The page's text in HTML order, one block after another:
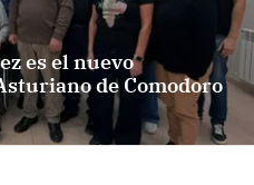
es el nuevo
de Comodoro